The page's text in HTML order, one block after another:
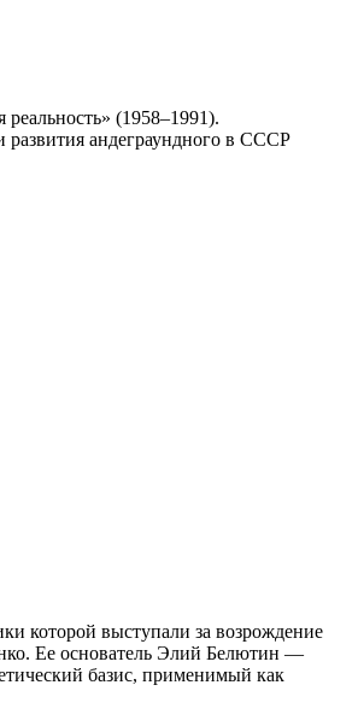
(1958–1991).
развития андеграундного в СССР
которой выступали за возрождение
Ее основатель Элий Белютин —
базис, применимый как